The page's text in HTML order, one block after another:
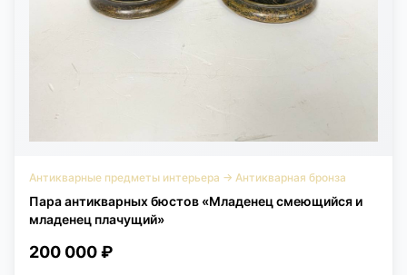
Антикварные предметы интерьера → Антикварная бронза
Пара антикварных бюстов «Младенец смеющийся и
младенец плачущий»
200 000 ₽